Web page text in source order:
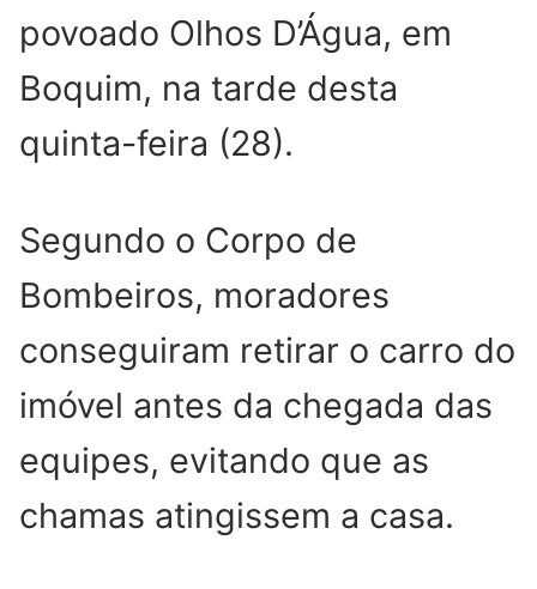
povoado Olhos D’Água, em
Boquim, na tarde desta
quinta-feira (28).
Segundo o Corpo de
Bombeiros, moradores
conseguiram retirar o carro do
imóvel antes da chegada das
equipes, evitando que as
chamas atingissem a casa.